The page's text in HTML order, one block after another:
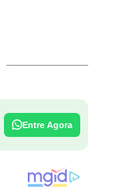
Entre Agora